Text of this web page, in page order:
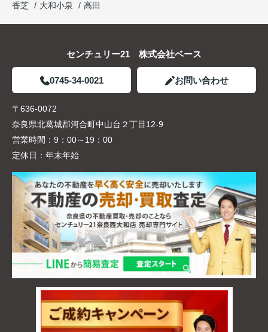
香芝
大和小泉 高田
センチュリー21 株式会社ベース
0745-34-0021 お問い合わせ
〒636-0072
奈良県北葛城郡河合町中山台２丁目12-9
営業時間： 9：00～19：00
定休日： 年末年始